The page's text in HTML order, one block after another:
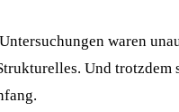
waren
Und trotzdem